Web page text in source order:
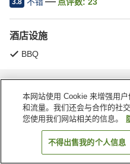
3.8
酒店设施
BBQ
搜
本网站使用 Cookie 来增强用
和流量。我们还会与合作的社
您使用我们网站相关的信息。
不得出售我的个人信息